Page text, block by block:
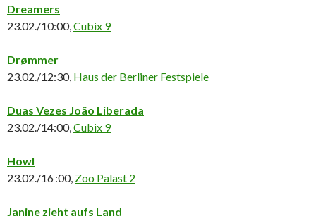
Dreamers
23.02./10:00,Cubix 9
Drømmer
23.02./12:30, Haus der Berliner Festspiele
Duas Vezes João Liberada
23.02./14:00,Cubix 9
Howl
23.02./16 :00, Zoo Palast 2
Janine zieht aufs Land